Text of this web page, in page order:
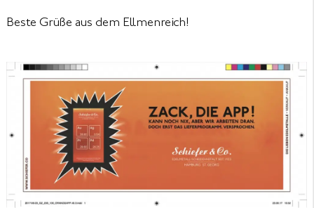
Beste Grüße aus dem Ellmenreich!